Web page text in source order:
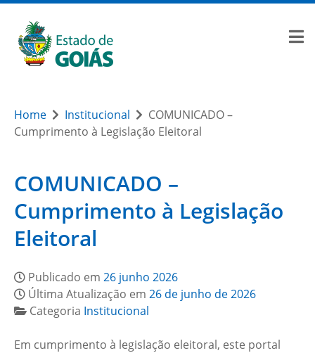
Home Institucional
COMUNICADO –
Cumprimento à Legislação Eleitoral
COMUNICADO –
Cumprimento à Legislação
Eleitoral
Publicado em 26 junho 2026
Última Atualização em 26 de junho de 2026
Categoria Institucional
Em cumprimento à legislação eleitoral, este portal